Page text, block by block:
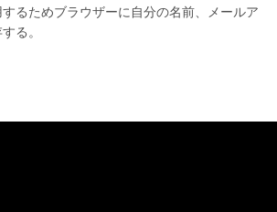
るためブラウザーに自分の名前、メールア
る。